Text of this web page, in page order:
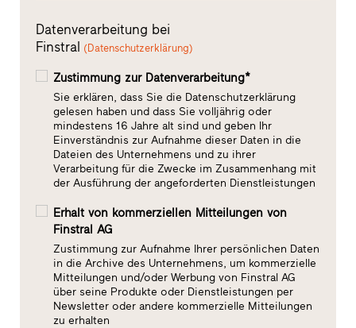
Datenverarbeitung bei
Finstral (Datenschutzerklärung)
Zustimmung zur Datenverarbeitung*
Sie erklären, dass Sie die Datenschutzerklärung
gelesen haben und dass Sie volljährig oder
mindestens 16 Jahre alt sind und geben Ihr
Einverständnis zur Aufnahme dieser Daten in die
Dateien des Unternehmens und zu ihrer
Verarbeitung für die Zwecke im Zusammenhang mit
der Ausführung der angeforderten Dienstleistungen
Erhalt von kommerziellen Mitteilungen von
Finstral AG
Zustimmung zur Aufnahme Ihrer persönlichen Daten
in die Archive des Unternehmens, um kommerzielle
Mitteilungen und/oder Werbung von Finstral AG
über seine Produkte oder Dienstleistungen per
Newsletter oder andere kommerzielle Mitteilungen
zu erhalten